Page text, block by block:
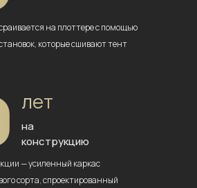
на плоттерес помощью
которые сшивают тент
лет
на
конструкцию
— усиленный каркас
сорта,спроектированный